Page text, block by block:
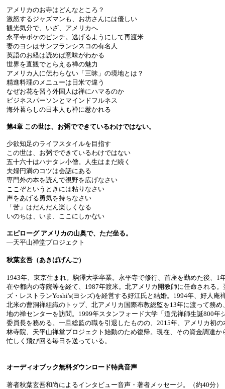
アメリカのお寺はどんなところ？
激怒するジャズマンも、お坊さんには優しい
観光気分で、いざ、アメリカへ
永平寺ボケのピンチ。逃げるようにして再渡米
妻のヨシはサンフランシスコの有名人
英語のお経は読めば意味がわかる
世界を直観でとらえる禅の魅力
アメリカ人に伝わらない「三昧」の境地とは？
精進料理のメニューは日米で違う
なぜお花を習う外国人は禅にハマるのか
ビジネスパーソンとマインドフルネス
海外暮らしの日本人も禅に惹かれる
第4章 この世は、お粥でできているわけではない。
少欲知足のライフスタイルを目指す
この世は、お粥でできているわけではない
五十六十はハナタレ小僧。人生はまだ続く
夫婦円満のコツは会話にある
専門外の本を読んで視野を広げなさい
ここぞというときには粘りなさい
声をあげる勇気を持ちなさい
「苦」はだんだん楽しくなる
いのちは、いま、ここにしかない
エピローグ アメリカの山奥で、ただ坐る。
―天平山禅堂プロジェクト
秋葉玄吾（あきばげんご）
1943年、東京生まれ。駒澤大学卒業。永平寺で修行、首座を勤めた後、1
在や都内の寺院等を経て、1987年渡米。北アメリカ開教師に任命される
ズ・レストランYoshi's(ヨシズ)を経営する好江氏と結婚。1994年、好人庵
北米の曹洞禅組織のトップ、北アメリカ国際布教総監を13年に渡って務
地の禅センターを訪問。1999年スタンフォード大学「道元禅師生誕800年
委員長を務める。一旦総監の職を引退したものの、2015年、アメリカ初
林寺院、天平山禅堂プロジェクト始動のため復帰。現在、その資金調達か
忙しく飛び回る毎日を送っている。
オーディオブック無料ダウンロード特典音声
著者秋葉玄吾和尚によるインタビュー音声・著者メッセージ。（約40分）